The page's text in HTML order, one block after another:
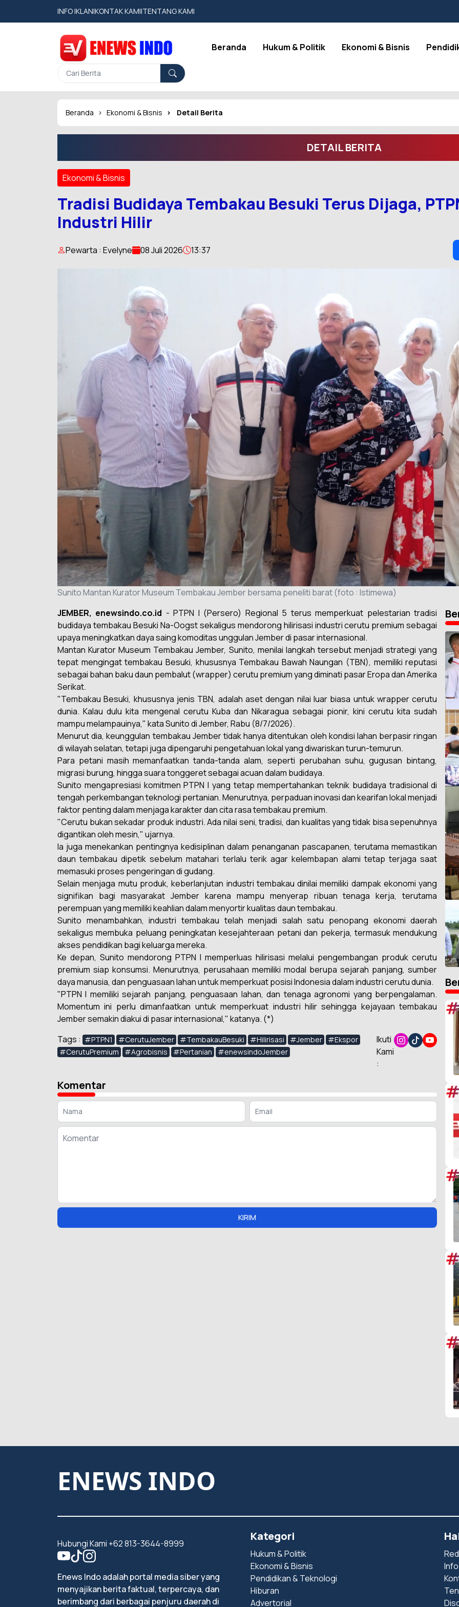
INFO IKLAN|KONTAK KAMI|TENTANG KAMI
Beranda Hukum & Politik Ekonomi & Bisnis
Beranda Ekonomi & Bisnis Detail Berita
DETAIL BERITA
Ekonomi & Bisnis
Tradisi Budidaya Tembakau Besuki Terus Dijaga,
Industri Hilir
Pewarta : Evelyne 08 Juli 2026 13:37
Sunito Mantan Kurator Museum Tembakau Jember bersama peneliti barat (foto : Istimewa)
JEMBER, enewsindo.co.id - PTPN I (Persero) Regional 5 terus memperkuat pelestarian tradisi
budidaya tembakau Besuki Na-Oogst sekaligus mendorong hilirisasi industri cerutu premium sebagai
upaya meningkatkan daya saing komoditas unggulan Jember di pasar internasional.
Mantan Kurator Museum Tembakau Jember, Sunito, menilai langkah tersebut menjadi strategi yang
tepat mengingat tembakau Besuki, khususnya Tembakau Bawah Naungan (TBN), memiliki reputasi
sebagai bahan baku daun pembalut (wrapper) cerutu premium yang diminati pasar Eropa dan Amerika
Serikat.
"Tembakau Besuki, khususnya jenis TBN, adalah aset dengan nilai luar biasa untuk wrapper cerutu
dunia. Kalau dulu kita mengenal cerutu Kuba dan Nikaragua sebagai pionir, kini cerutu kita sudah
mampu melampauinya," kata Sunito di Jember, Rabu (8/7/2026).
Menurut dia, keunggulan tembakau Jember tidak hanya ditentukan oleh kondisi lahan berpasir ringan
di wilayah selatan, tetapi juga dipengaruhi pengetahuan lokal yang diwariskan turun-temurun.
Para petani masih memanfaatkan tanda-tanda alam, seperti perubahan suhu, gugusan bintang,
migrasi burung, hingga suara tonggeret sebagai acuan dalam budidaya.
Sunito mengapresiasi komitmen PTPN I yang tetap mempertahankan teknik budidaya tradisional di
tengah perkembangan teknologi pertanian. Menurutnya, perpaduan inovasi dan kearifan lokal menjadi
faktor penting dalam menjaga karakter dan cita rasa tembakau premium.
"Cerutu bukan sekadar produk industri. Ada nilai seni, tradisi, dan kualitas yang tidak bisa sepenuhnya
digantikan oleh mesin," ujarnya.
Ia juga menekankan pentingnya kedisiplinan dalam penanganan pascapanen, terutama memastikan
daun tembakau dipetik sebelum matahari terlalu terik agar kelembapan alami tetap terjaga saat
memasuki proses pengeringan di gudang.
Selain menjaga mutu produk, keberlanjutan industri tembakau dinilai memiliki dampak ekonomi yang
signifikan bagi masyarakat Jember karena mampu menyerap ribuan tenaga kerja, terutama
perempuan yang memiliki keahlian dalam menyortir kualitas daun tembakau.
Sunito menambahkan, industri tembakau telah menjadi salah satu penopang ekonomi daerah
sekaligus membuka peluang peningkatan kesejahteraan petani dan pekerja, termasuk mendukung
akses pendidikan bagi keluarga mereka.
Ke depan, Sunito mendorong PTPN I memperluas hilirisasi melalui pengembangan produk cerutu
premium siap konsumsi. Menurutnya, perusahaan memiliki modal berupa sejarah panjang, sumber
daya manusia, dan penguasaan lahan untuk memperkuat posisi Indonesia dalam industri cerutu dunia.
"PTPN I memiliki sejarah panjang, penguasaan lahan, dan tenaga agronomi yang berpengalaman.
Momentum ini perlu dimanfaatkan untuk memperkuat industri hilir sehingga kejayaan tembakau
Jember semakin diakui di pasar internasional," katanya. (*)
Tags : #PTPN1 #CerutuJember #TembakauBesuki #Hilirisasi #Jember
#Ekspor
#CerutuPremium
#Agrobisnis #Pertanian #enewsindoJember
Ikuti
Kami
:
Komentar
KIRIM
ENEWS INDO
Hubungi Kami +62 813-3644-8999
Enews Indo adalah portal media siber yang
menyajikan berita faktual, terpercaya, dan
berimbang dari berbagai penjuru daerah di
Kategori
Hukum & Politik
Ekonomi & Bisnis
Pendidikan & Teknologi
Hiburan
Advertorial